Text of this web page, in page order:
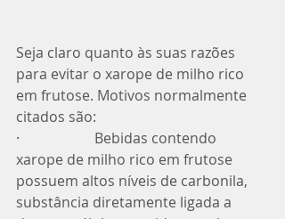
Seja claro quanto às suas razões
para evitar o xarope de milho rico
em frutose. Motivos normalmente
citados são:
·                     Bebidas contendo
xarope de milho rico em frutose
possuem altos níveis de carbonila,
substância diretamente ligada a